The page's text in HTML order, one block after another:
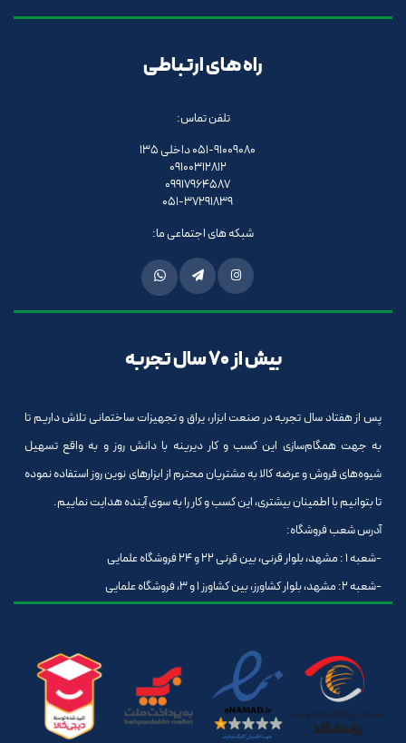
راه های ارتباطی
تلفن تماس:
051-91009080 داخلی 135
09100312812
09917964587
051-37291839
شبکه های اجتماعی ما:
بیش از 70 سال تجربه
پس از هفتاد سال تجربه در صنعت ابزار، یراق و تجهیزات ساختمانی تلاش داریم تا
به جهت همگام‌سازی این کسب و کار دیرینه با دانش روز و به واقع تسهیل
شیوه‌های فروش و عرضه کالا به مشتریان محترم از ابزارهای نوین روز استفاده نموده
تا بتوانیم با اطمینان بیشتری، این کسب و کار را به سوی آینده هدایت نماییم.
آدرس شعب فروشگاه:
-شعبه 1 : مشهد، بلوار قرنی، بین قرنی 22 و 24 فروشگاه علمایی
-شعبه 2: مشهد، بلوار کشاورز، بین کشاورز 1 و 3، فروشگاه علمایی